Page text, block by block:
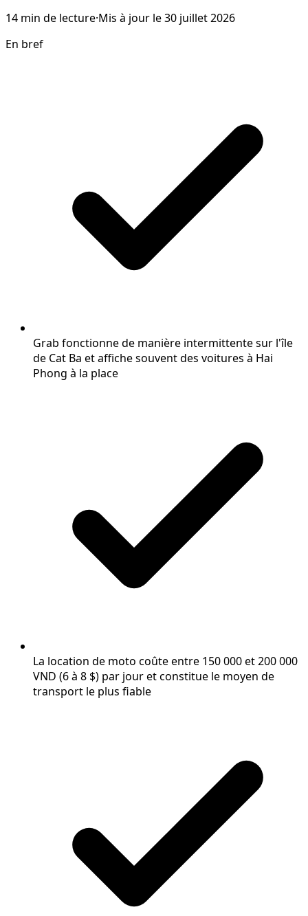
14 min de lecture·Mis à jour le30 juillet 2026
En bref
Grab fonctionne de manière intermittente sur l'île
de Cat Ba et affiche souvent des voitures à Hai
Phong à la place
La location de moto coûte entre 150 000 et 200 000
VND (6 à 8 $) par jour et constitue le moyen de
transport le plus fiable